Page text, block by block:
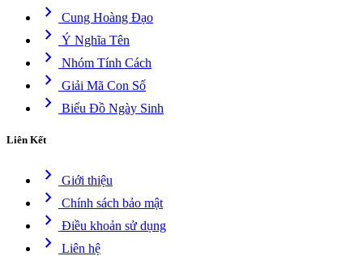
chevron_right Cung Hoàng Đạo
chevron_right Ý Nghĩa Tên
chevron_right Nhóm Tính Cách
chevron_right Giải Mã Con Số
chevron_right Biểu Đồ Ngày Sinh
Liên Kết
chevron_right Giới thiệu
chevron_right Chính sách bảo mật
chevron_right Điều khoản sử dụng
chevron_right Liên hệ